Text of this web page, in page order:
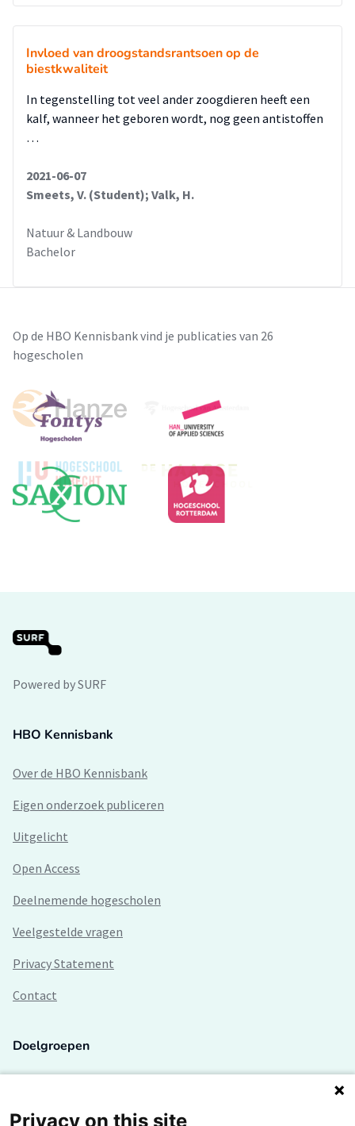
Invloed van droogstandsrantsoen op de
biestkwaliteit
In tegenstelling tot veel ander zoogdieren heeft een
kalf, wanneer het geboren wordt, nog geen antistoffen
…
2021-06-07
Smeets, V. (Student); Valk, H.
Natuur & Landbouw
Bachelor
Op de HBO Kennisbank vind je publicaties van 26
hogescholen
Powered by SURF
HBO Kennisbank
Over de HBO Kennisbank
Eigen onderzoek publiceren
Uitgelicht
Open Access
Deelnemende hogescholen
Veelgestelde vragen
Privacy Statement
Contact
Doelgroepen
Lectoren en onderzoekers
Privacy on this site